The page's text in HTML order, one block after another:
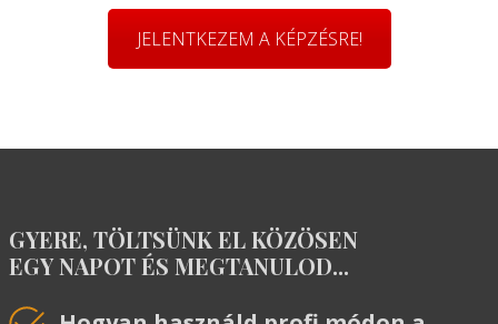
JELENTKEZEM A KÉPZÉSRE!
GYERE, TÖLTSÜNK EL KÖZÖSEN
EGY NAPOT ÉS MEGTANULOD...